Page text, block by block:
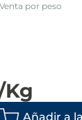
por peso
Kg
Añadir a